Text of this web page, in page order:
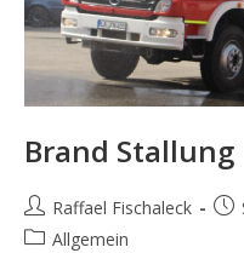
Brand Stallung
Beitrags-
Autor:
Raffael Fischaleck
Beitrags-
Allgemein